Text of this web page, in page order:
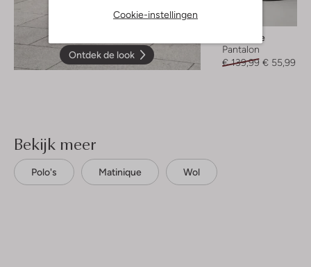
Cookie-instellingen
Ontdek de look
Matinique
Pantalon
€ 139,99 € 55,99
Bekijk meer
Polo's Matinique Wol